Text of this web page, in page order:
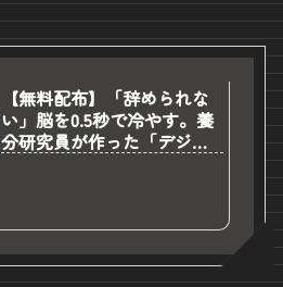
【無料配布】「辞められな
い」脳を0.5秒で冷やす。養
分研究員が作った「デジタ